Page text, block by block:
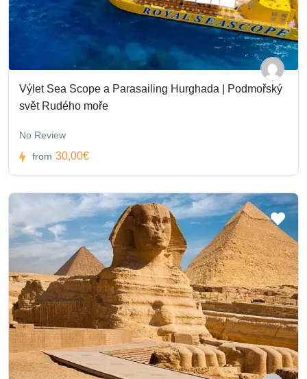
Výlet Sea Scope a Parasailing Hurghada | Podmořský
svět Rudého moře
No Review
from 30,00€